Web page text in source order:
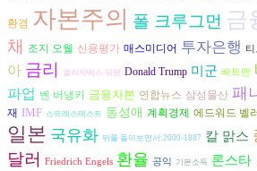
환경 자본주의 폴 크루그먼 금
채 조지 오웰 신용평가 매스미디어 투자은행
아 금리 엘리자베스 워렌 Donald Trump 미군 배트맨
파업 벤 버냉키 금융자본 연합뉴스 삼성물산 패
재 IMF 스트레스테스트 동성애 계획경제 에드워드 벨
일본 국유화 뒤를 돌아보면서:2000-1887 칼 맑스
달러 Friedrich Engels 환율 공익 기본소득 론스타